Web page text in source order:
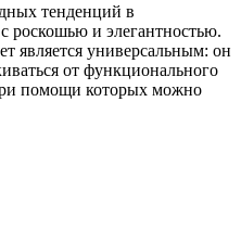
тенденций в
роскошью и элегантностью.
является универсальным: он
от функционального
помощи которых можно